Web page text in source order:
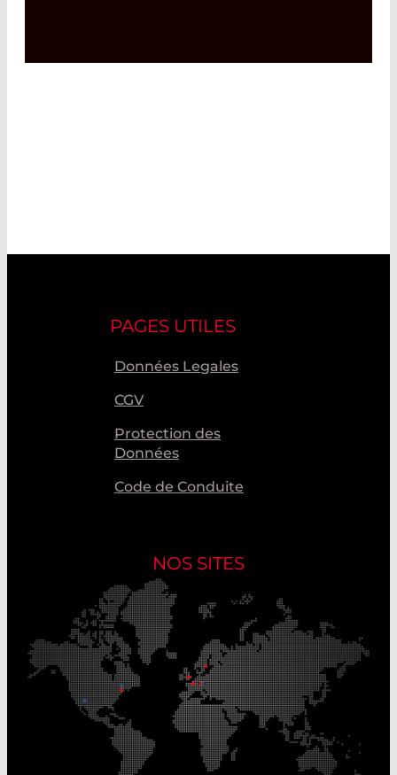
PAGES UTILES
Données Legales
CGV
Protection des
Données
Code de Conduite
NOS SITES